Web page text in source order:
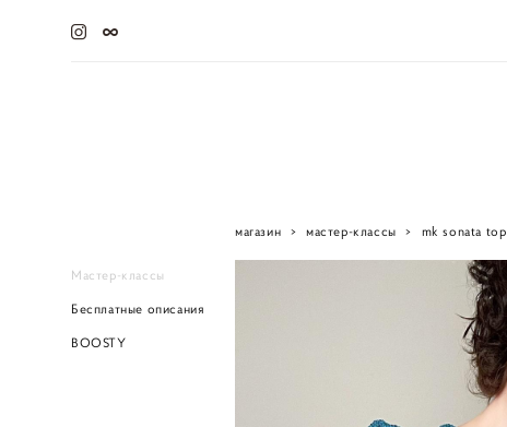
Мастер-классы
Бесплатные описания
BOOSTY
магазин > мастер-классы > mk sonata top